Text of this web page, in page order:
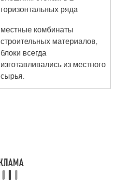
горизонтальных ряда
местные комбинаты
строительных материалов,
блоки всегда
изготавливались из местного
сырья.